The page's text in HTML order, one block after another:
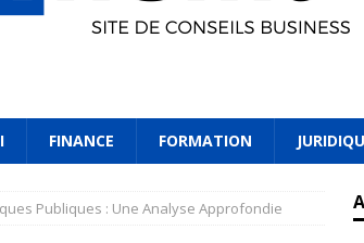
FINANCE FORMATION
Publiques : Une Analyse Approfondie